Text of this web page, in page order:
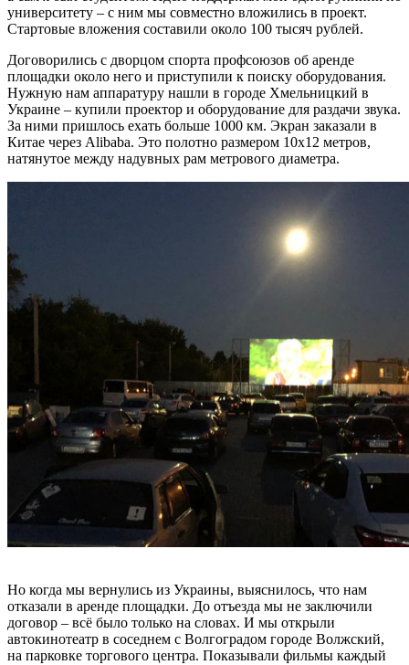
университету – с ним мы совместно вложились в проект.
Стартовые вложения составили около 100 тысяч рублей.
Договорились с дворцом спорта профсоюзов об аренде
площадки около него и приступили к поиску оборудования.
Нужную нам аппаратуру нашли в городе Хмельницкий в
Украине – купили проектор и оборудование для раздачи звука.
За ними пришлось ехать больше 1000 км. Экран заказали в
Китае через Alibaba. Это полотно размером 10х12 метров,
натянутое между надувных рам метрового диаметра.
Но когда мы вернулись из Украины, выяснилось, что нам
отказали в аренде площадки. До отъезда мы не заключили
договор – всё было только на словах. И мы открыли
автокинотеатр в соседнем с Волгоградом городе Волжский,
на парковке торгового центра. Показывали фильмы каждый